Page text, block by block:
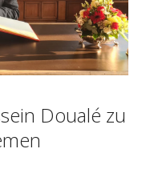
Doualé zu